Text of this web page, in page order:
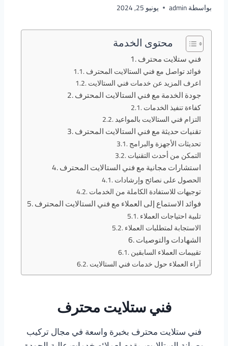
بواسطةadmin يونيو 25, 2024
محتوى الخدمة
فني ستلايت محترف
فوائد تواصل مع فني الستالايت المحترف
اعرف المزيد عن خدمات فني الستالايت
جودة الخدمة مع فني الستالايت المحترف
كفاءة تنفيذ الخدمات
التزام فني الستالايت بالمواعيد
تقنيات حديثة مع فني الستالايت المحترف
تحديثات الأجهزة والبرامج
التمكن من أحدث التقنيات
استشارات مجانية مع فني الستالايت المحترف
الحصول على نصائح وإرشادات
توجيهات للاستفادة الكاملة من الخدمات
فوائد الاستماع إلى العملاء مع فني الستالايت المحترف
تلبية احتياجات العملاء
الاستجابة لمتطلبات العملاء
الشهادات والتوصيات
تقييمات العملاء السابقين
آراء العملاء حول خدمات فني الستالايت
فني ستلايت محترف
فني ستلايت محترف بخبرة واسعة في مجال تركيب